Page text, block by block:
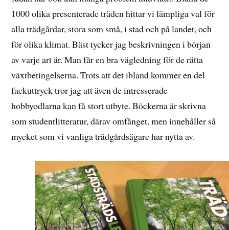
1000 olika presenterade träden hittar vi lämpliga val för
alla trädgårdar, stora som små, i stad och på landet, och
för olika klimat. Bäst tycker jag beskrivningen i början
av varje art är. Man får en bra vägledning för de rätta
växtbetingelserna. Trots att det ibland kommer en del
fackuttryck tror jag att även de intresserade
hobbyodlarna kan få stort utbyte. Böckerna är skrivna
som studentlitteratur, därav omfånget, men innehåller så
mycket som vi vanliga trädgårdsägare har nytta av.